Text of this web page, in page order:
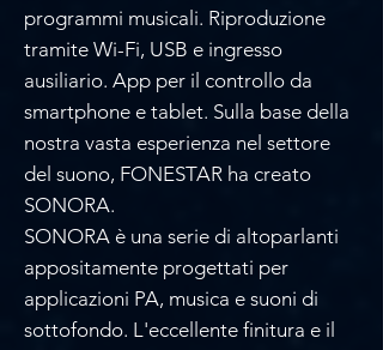
programmi musicali. Riproduzione
tramite Wi-Fi, USB e ingresso
ausiliario. App per il controllo da
smartphone e tablet. Sulla base della
nostra vasta esperienza nel settore
del suono, FONESTAR ha creato
SONORA.
SONORA è una serie di altoparlanti
appositamente progettati per
applicazioni PA, musica e suoni di
sottofondo. L'eccellente finitura e il